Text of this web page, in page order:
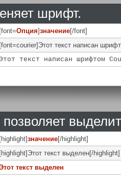
шрифт.
[font=Опция]значение[/font]
[font=courier]Этот текст написан
текст написан шрифтом
[highlight]значение[/highlight]
[highlight]Этот текст выделен[/highlight]
текст выделен